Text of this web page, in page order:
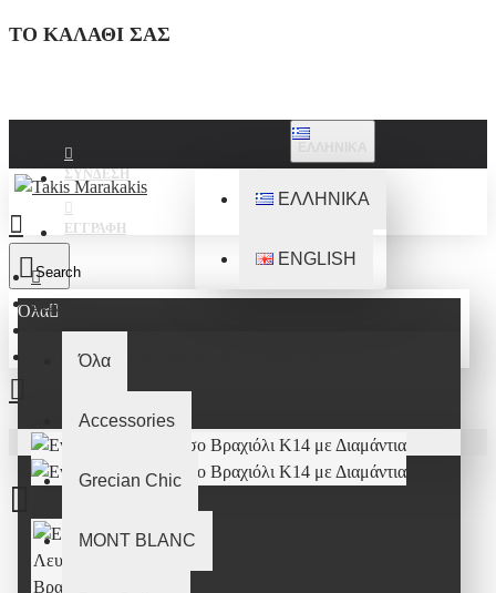
ΤΟ ΚΑΛΆΘΙ ΣΑΣ
ΣΎΝΔΕΣΗ
ΕΓΓΡΑΦΉ
ΕΛΛΗΝΙΚΑ
ENGLISH
Search
Όλα
Όλα
Accessories
Grecian Chic
MONT BLANC
Το καλάθι αγορών είναι άδειο!
Βραχιόλια
Βραχιόλια με κορδόνι
Evil Eye Λευκόχρυσο Βραχιόλι K14 με Διαμάντια